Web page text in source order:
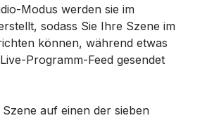
Modus werden sie im
sodass Sie Ihre Szene im
können, während etwas
Programm-Feed gesendet
auf einen der sieben